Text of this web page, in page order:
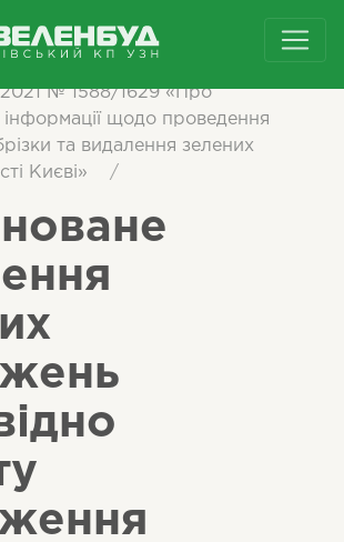
з рішенням Київської міської
№ 1588/1629 «Про
щодо проведення
та видалення зелених
Києві»
/